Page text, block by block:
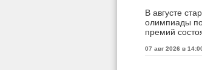
В августе
олимпиады
премий
07 авг 2026 в